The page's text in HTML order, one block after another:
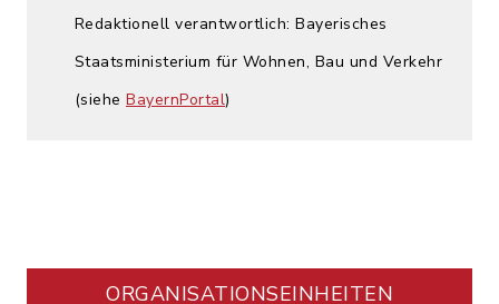
Redaktionell verantwortlich: Bayerisches
Staatsministerium für Wohnen, Bau und Verkehr
(siehe BayernPortal)
ORGANISATIONS­EINHEITEN